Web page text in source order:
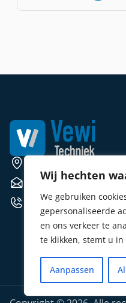
Wij hechten
We gebruiken
gepersonaliseerde
en ons verkeer te
te klikken, stemt u in
Aanpassen
+31 (0) 412 764102